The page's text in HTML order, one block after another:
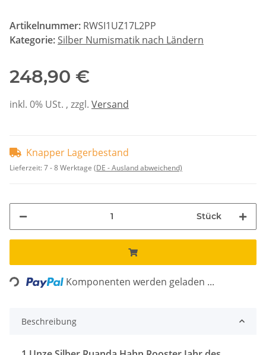
Artikelnummer: RWSI1UZ17L2PP
Kategorie: Silber Numismatik nach Ländern
248,90 €
inkl. 0% USt. , zzgl. Versand
Knapper Lagerbestand
Lieferzeit:7 - 8 Werktage (DE - Ausland abweichend)
Stück
Loading... Komponenten werden geladen ...
Beschreibung